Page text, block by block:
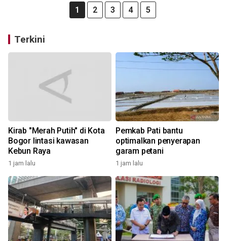
1 2 3 4 5
Terkini
Kirab "Merah Putih" di Kota
Bogor lintasi kawasan
Kebun Raya
1 jam lalu
Pemkab Pati bantu
optimalkan penyerapan
garam petani
1 jam lalu